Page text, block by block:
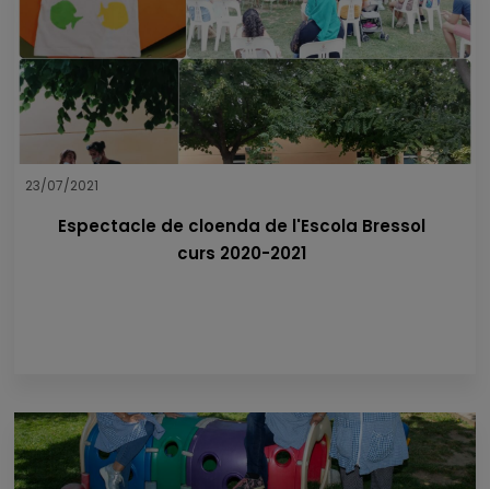
23/07/2021
Espectacle de cloenda de l'Escola Bressol
curs 2020-2021